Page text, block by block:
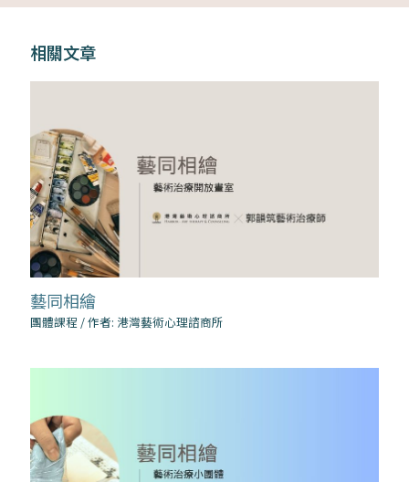
相關文章
藝同相繪
團體課程 / 作者: 港灣藝術心理諮商所